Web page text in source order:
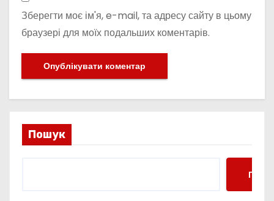
Зберегти моє ім'я, e-mail, та адресу сайту в цьому
браузері для моїх подальших коментарів.
Пошук